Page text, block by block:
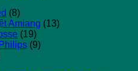
(8)
Amiang (13)
(19)
(9)